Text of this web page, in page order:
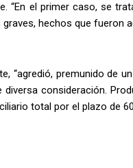
“En el primer caso, se
hechos que fueron
“agredió, premunido de
diversa consideración.
total por el plazo de